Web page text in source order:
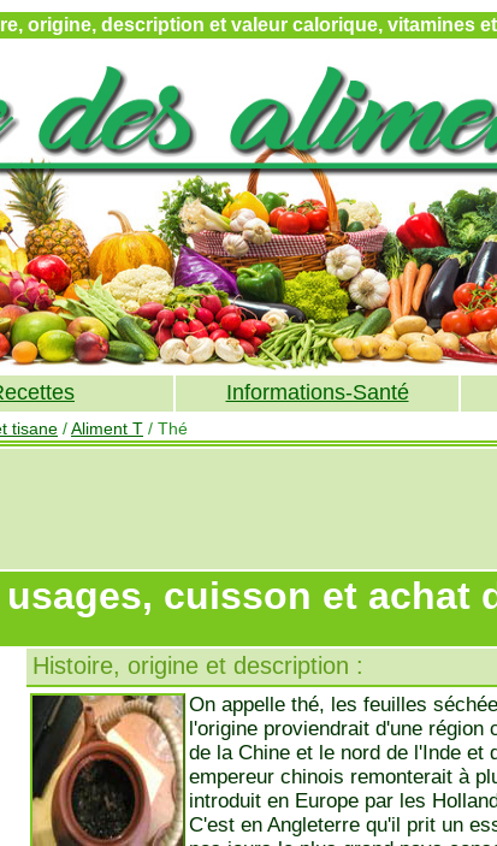
origine, description et valeur calorique, vitamines
Informations-Santé
tisane /Aliment T / Thé
cuisson et achat
Histoire, origine et description :
On appelle thé, les feuilles
l'origine proviendrait d'une région
de la Chine et le nord de l'Inde et
empereur chinois remonterait à
introduit en Europe par les
C'est en Angleterre qu'il prit un